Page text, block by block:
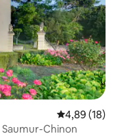
Gemiddelde
4,89 (18)
Saumur-Chinon